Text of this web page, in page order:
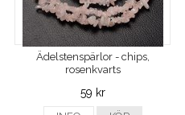
Ädelstenspärlor - chips,
rosenkvarts
59 kr